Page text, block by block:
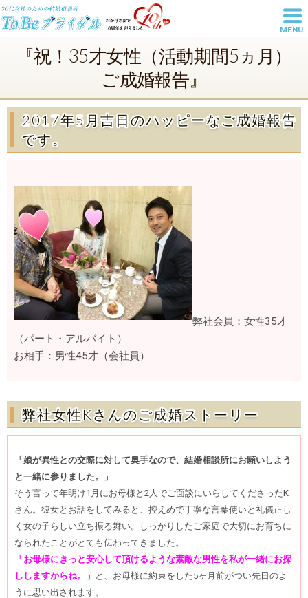
MENU
東京池袋の結婚相談所は20代・30
代女性の婚活を丁寧にサポートす
るToBeブライダル
『祝！35才女性（活動期間5ヵ月）
ご成婚報告』
2017年5月吉日のハッピーなご成婚報告
です。
弊社会員：女性35才
（パート・アルバイト）
お相手：男性45才（会社員）
弊社女性Kさんのご成婚ストーリー
「娘が異性との交際に対して奥手なので、結婚相談所にお願いしよう
と一緒に参りました。」
そう言って年明け1月にお母様と2人でご面談にいらしてくださったK
さん。彼女とお話をしてみると、控えめで丁寧な言葉使いと礼儀正し
く女の子らしい立ち振る舞い。しっかりしたご家庭で大切にお育ちに
なられたことがとても伝わってきました。
「お母様にきっと安心して頂けるような素敵な男性を私が一緒にお探
ししますからね。」 と、お母様に約束をした5ヶ月前がつい先日のよ
うに思い出されます。